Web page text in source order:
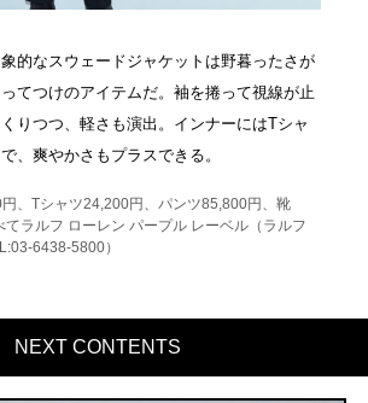
的なスウェードジャケットは野暮ったさが
てつけのアイテムだ。袖を捲って視線が止
りつつ、軽さも演出。インナーにはTシャ
、爽やかさもプラスできる。
、Tシャツ24,200円、パンツ85,800円、靴
てラルフ ローレン パープル レーベル（ラルフ
6438-5800）
NEXT CONTENTS